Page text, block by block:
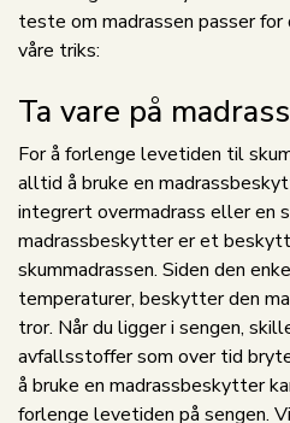
teste om madrassen passer for
våre triks:
Ta vare på
For å forlenge levetiden til
alltid å bruke en
integrert overmadrass eller en
madrassbeskytter er et
skummadrassen. Siden den
temperaturer, beskytter den
tror. Når du ligger i sengen,
avfallsstoffer som over tid
å bruke en madrassbeskytter
forlenge levetiden på sengen.